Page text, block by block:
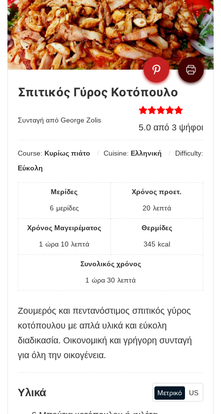
Σπιτικός Γύρος Κοτόπουλο
Συνταγή από George Zolis
5.0 από 3 ψήφοι
Course: Κυρίως πιάτο Cuisine: Ελληνική
Difficulty:
Εύκολη
Μερίδες
6 μερίδες
Χρόνος προετ.
20 λεπτά
Χρόνος Μαγειρέματος
1 ώρα 10 λεπτά
Θερμίδες
345 kcal
Συνολικός χρόνος
1 ώρα 30 λεπτά
Ζουμερός και πεντανόστιμος σπιτικός γύρος
κοτόπουλου με απλά υλικά και εύκολη
διαδικασία. Οικονομική και γρήγορη συνταγή
για όλη την οικογένεια.
Υλικά Μετρικό US